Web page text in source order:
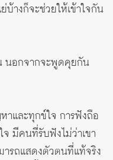
บ้างก็จะช่วยให้เข้าใจกัน
นอกจากจะพูดคุยกัน
าและทุกข์ใจ การฟังถือ
มีคนที่รับฟังไม่ว่าเขา
ารถแสดงตัวตนที่แท้จริง